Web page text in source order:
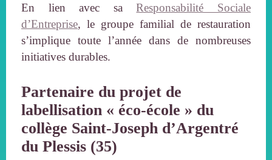
En lien avec saResponsabilité Sociale
d’Entreprise, le groupe familial de restauration
s’implique toute l’année dans de nombreuses
initiatives durables.
Partenaire du projet de
labellisation « éco-école » du
collège Saint-Joseph d’Argentré
du Plessis (35)